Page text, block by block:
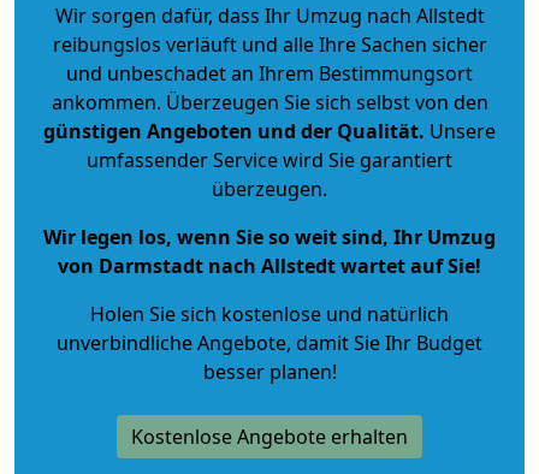
Wir sorgen dafür, dass Ihr Umzug nach Allstedt
reibungslos verläuft und alle Ihre Sachen sicher
und unbeschadet an Ihrem Bestimmungsort
ankommen. Überzeugen Sie sich selbst von den
günstigen Angeboten und der Qualität. Unsere
umfassender Service wird Sie garantiert
überzeugen.
Wir legen los, wenn Sie so weit sind, Ihr Umzug
von Darmstadt nach Allstedt wartet auf Sie!
Holen Sie sich kostenlose und natürlich
unverbindliche Angebote, damit Sie Ihr Budget
besser planen!
Kostenlose Angebote erhalten